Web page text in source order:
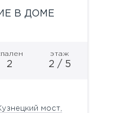
В ДОМЕ
2
этаж
2 / 5
мост,